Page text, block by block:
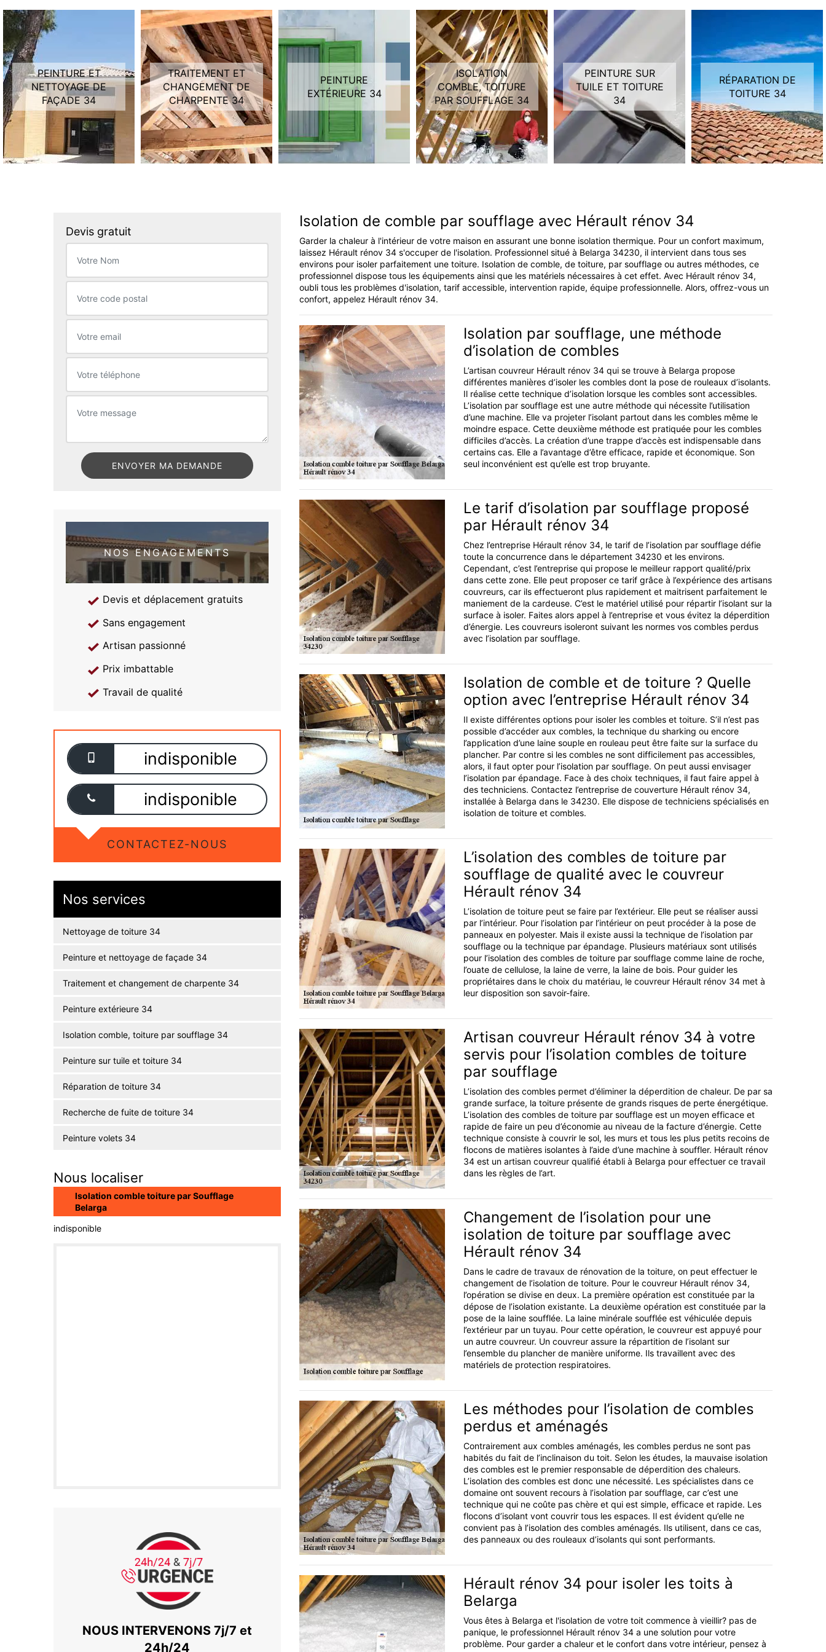
PEINTURE ET
NETTOYAGE DE
FAÇADE 34
TRAITEMENT ET
CHANGEMENT DE
CHARPENTE 34
PEINTURE
EXTÉRIEURE 34
ISOLATION
COMBLE, TOITURE
PAR SOUFFLAGE 34
PEINTURE SUR
TUILE ET TOITURE
34
RÉPARATION DE
TOITURE 34
Devis gratuit
NOS ENGAGEMENTS
Devis et déplacement gratuits
Sans engagement
Artisan passionné
Prix imbattable
Travail de qualité
indisponible
indisponible
CONTACTEZ-NOUS
Nos services
Nettoyage de toiture 34
Peinture et nettoyage de façade 34
Traitement et changement de charpente 34
Peinture extérieure 34
Isolation comble, toiture par soufflage 34
Peinture sur tuile et toiture 34
Réparation de toiture 34
Recherche de fuite de toiture 34
Peinture volets 34
Nous localiser
Isolation comble toiture par Soufflage
Belarga
indisponible
NOUS INTERVENONS 7j/7 et
24h/24
Isolation de comble par soufflage avec Hérault rénov 34
Garder la chaleur à l'intérieur de votre maison en assurant une bonne isolation thermique. Pour un confort maximum,
laissez Hérault rénov 34 s'occuper de l'isolation. Professionnel situé à Belarga 34230, il intervient dans tous ses
environs pour isoler parfaitement une toiture. Isolation de comble, de toiture, par soufflage ou autres méthodes, ce
professionnel dispose tous les équipements ainsi que les matériels nécessaires à cet effet. Avec Hérault rénov 34,
oubli tous les problèmes d'isolation, tarif accessible, intervention rapide, équipe professionnelle. Alors, offrez-vous un
confort, appelez Hérault rénov 34.
Isolation par soufflage, une méthode
d’isolation de combles
L’artisan couvreur Hérault rénov 34 qui se trouve à Belarga propose
différentes manières d’isoler les combles dont la pose de rouleaux d’isolants.
Il réalise cette technique d’isolation lorsque les combles sont accessibles.
L’isolation par soufflage est une autre méthode qui nécessite l’utilisation
d’une machine. Elle va projeter l’isolant partout dans les combles même le
moindre espace. Cette deuxième méthode est pratiquée pour les combles
difficiles d’accès. La création d’une trappe d’accès est indispensable dans
certains cas. Elle a l’avantage d’être efficace, rapide et économique. Son
seul inconvénient est qu’elle est trop bruyante.
Le tarif d’isolation par soufflage proposé
par Hérault rénov 34
Chez l’entreprise Hérault rénov 34, le tarif de l’isolation par soufflage défie
toute la concurrence dans le département 34230 et les environs.
Cependant, c’est l’entreprise qui propose le meilleur rapport qualité/prix
dans cette zone. Elle peut proposer ce tarif grâce à l’expérience des artisans
couvreurs, car ils effectueront plus rapidement et maitrisent parfaitement le
maniement de la cardeuse. C’est le matériel utilisé pour répartir l’isolant sur la
surface à isoler. Faites alors appel à l’entreprise et vous évitez la déperdition
d’énergie. Les couvreurs isoleront suivant les normes vos combles perdus
avec l’isolation par soufflage.
Isolation de comble et de toiture ? Quelle
option avec l’entreprise Hérault rénov 34
Il existe différentes options pour isoler les combles et toiture. S’il n’est pas
possible d’accéder aux combles, la technique du sharking ou encore
l’application d’une laine souple en rouleau peut être faite sur la surface du
plancher. Par contre si les combles ne sont difficilement pas accessibles,
alors, il faut opter pour l’isolation par soufflage. On peut aussi envisager
l’isolation par épandage. Face à des choix techniques, il faut faire appel à
des techniciens. Contactez l’entreprise de couverture Hérault rénov 34,
installée à Belarga dans le 34230. Elle dispose de techniciens spécialisés en
isolation de toiture et combles.
L’isolation des combles de toiture par
soufflage de qualité avec le couvreur
Hérault rénov 34
L’isolation de toiture peut se faire par l’extérieur. Elle peut se réaliser aussi
par l’intérieur. Pour l’isolation par l’intérieur on peut procéder à la pose de
panneaux en polyester. Mais il existe aussi la technique de l’isolation par
soufflage ou la technique par épandage. Plusieurs matériaux sont utilisés
pour l’isolation des combles de toiture par soufflage comme laine de roche,
l’ouate de cellulose, la laine de verre, la laine de bois. Pour guider les
propriétaires dans le choix du matériau, le couvreur Hérault rénov 34 met à
leur disposition son savoir-faire.
Artisan couvreur Hérault rénov 34 à votre
servis pour l’isolation combles de toiture
par soufflage
L’isolation des combles permet d’éliminer la déperdition de chaleur. De par sa
grande surface, la toiture présente de grands risques de perte énergétique.
L’isolation des combles de toiture par soufflage est un moyen efficace et
rapide de faire un peu d’économie au niveau de la facture d’énergie. Cette
technique consiste à couvrir le sol, les murs et tous les plus petits recoins de
flocons de matières isolantes à l’aide d’une machine à souffler. Hérault rénov
34 est un artisan couvreur qualifié établi à Belarga pour effectuer ce travail
dans les règles de l’art.
Changement de l’isolation pour une
isolation de toiture par soufflage avec
Hérault rénov 34
Dans le cadre de travaux de rénovation de la toiture, on peut effectuer le
changement de l’isolation de toiture. Pour le couvreur Hérault rénov 34,
l’opération se divise en deux. La première opération est constituée par la
dépose de l’isolation existante. La deuxième opération est constituée par la
pose de la laine soufflée. La laine minérale soufflée est véhiculée depuis
l’extérieur par un tuyau. Pour cette opération, le couvreur est appuyé pour
un autre couvreur. Un couvreur assure la répartition de l’isolant sur
l’ensemble du plancher de manière uniforme. Ils travaillent avec des
matériels de protection respiratoires.
Les méthodes pour l’isolation de combles
perdus et aménagés
Contrairement aux combles aménagés, les combles perdus ne sont pas
habités du fait de l’inclinaison du toit. Selon les études, la mauvaise isolation
des combles est le premier responsable de déperdition des chaleurs.
L’isolation des combles est donc une nécessité. Les spécialistes dans ce
domaine ont souvent recours à l’isolation par soufflage, car c’est une
technique qui ne coûte pas chère et qui est simple, efficace et rapide. Les
flocons d’isolant vont couvrir tous les espaces. Il est évident qu’elle ne
convient pas à l’isolation des combles aménagés. Ils utilisent, dans ce cas,
des panneaux ou des rouleaux d’isolants qui sont performants.
Hérault rénov 34 pour isoler les toits à
Belarga
Vous êtes à Belarga et l'isolation de votre toit commence à vieillir? pas de
panique, le professionnel Hérault rénov 34 a une solution pour votre
problème. Pour garder a chaleur et le confort dans votre intérieur, pensez à